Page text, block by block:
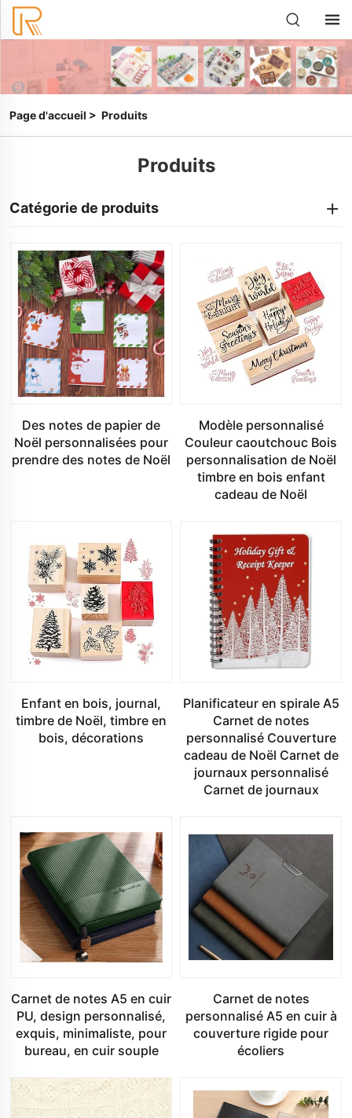
Page d'accueil > Produits
Produits
Catégorie de produits
Des notes de papier de
Noël personnalisées pour
prendre des notes de Noël
Modèle personnalisé
Couleur caoutchouc Bois
personnalisation de Noël
timbre en bois enfant
cadeau de Noël
Enfant en bois, journal,
timbre de Noël, timbre en
bois, décorations
Planificateur en spirale A5
Carnet de notes
personnalisé Couverture
cadeau de Noël Carnet de
journaux personnalisé
Carnet de journaux
Carnet de notes A5 en cuir
PU, design personnalisé,
exquis, minimaliste, pour
bureau, en cuir souple
Carnet de notes
personnalisé A5 en cuir à
couverture rigide pour
écoliers